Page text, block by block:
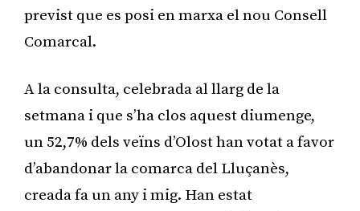
previst que es posi en marxa el nou Consell
Comarcal.
A la consulta, celebrada al llarg de la
setmana i que s’ha clos aquest diumenge,
un 52,7% dels veïns d’Olost han votat a favor
d’abandonar la comarca del Lluçanès,
creada fa un any i mig. Han estat